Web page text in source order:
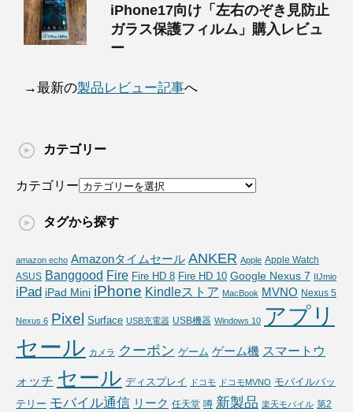
iPhone17向け「左右のぞき見防止
ガラス保護フィルム」購入レビュ
ー
→最新の製品レビュー記事へ
カテゴリー
カテゴリー
タグから探す
amazon echo Amazonタイムセール ANKER Apple Apple Watch
ASUS Banggood Fire Fire HD 8 Fire HD 10 Google Nexus 7 IIJmio
iPad iPad Mini iPhone Kindleストア MacBook MVNO Nexus 5
Nexus 6 Pixel Surface USB充電器 USB機器 Windows 10 アプリ
セール カメラ クーポン ゲーム ゲーム機 スマートウ
ォッチ セール ディスプレイ ドコモ ドコモMVNO モバイルバッ
テリー モバイル通信 リーク 任天堂 噂 新製品 楽天モバイル 第2